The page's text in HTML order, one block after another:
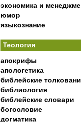
экономика и
юмор
языкознание
Теология
апокрифы
апологетика
библейские
библиология
библейские словари
богословие
догматика